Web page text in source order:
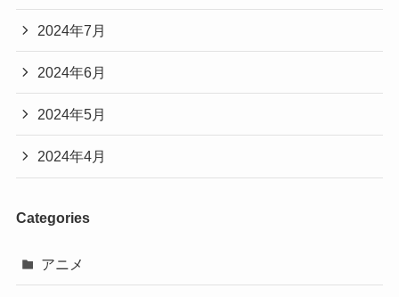
2024年7月
2024年6月
2024年5月
2024年4月
Categories
アニメ